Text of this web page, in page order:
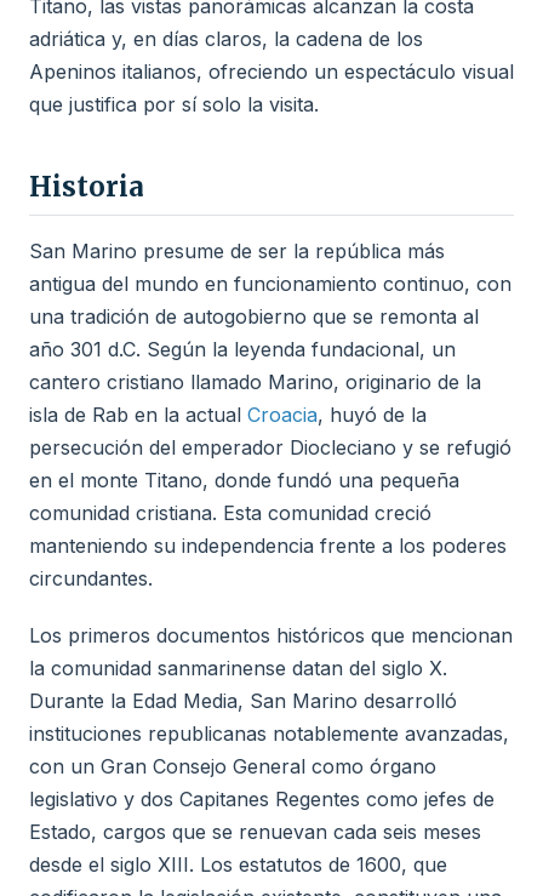
Titano, las vistas panorámicas alcanzan la costa
adriática y, en días claros, la cadena de los
Apeninos italianos, ofreciendo un espectáculo visual
que justifica por sí solo la visita.
Historia
San Marino presume de ser la república más
antigua del mundo en funcionamiento continuo, con
una tradición de autogobierno que se remonta al
año 301 d.C. Según la leyenda fundacional, un
cantero cristiano llamado Marino, originario de la
isla de Rab en la actual Croacia, huyó de la
persecución del emperador Diocleciano y se refugió
en el monte Titano, donde fundó una pequeña
comunidad cristiana. Esta comunidad creció
manteniendo su independencia frente a los poderes
circundantes.
Los primeros documentos históricos que mencionan
la comunidad sanmarinense datan del siglo X.
Durante la Edad Media, San Marino desarrolló
instituciones republicanas notablemente avanzadas,
con un Gran Consejo General como órgano
legislativo y dos Capitanes Regentes como jefes de
Estado, cargos que se renuevan cada seis meses
desde el siglo XIII. Los estatutos de 1600, que